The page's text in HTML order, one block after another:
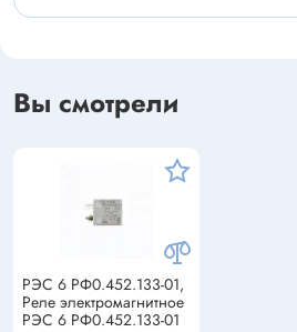
Вы смотрели
РЭС 6 РФ0.452.133-01,
Реле электромагнитное
РЭС 6 РФ0.452.133-01